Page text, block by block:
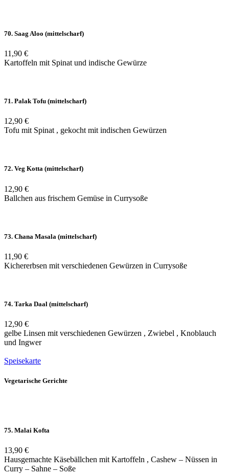
70. Saag Aloo (mittelscharf)
11,90 €
Kartoffeln mit Spinat und indische Gewürze
71. Palak Tofu (mittelscharf)
12,90 €
Tofu mit Spinat , gekocht mit indischen Gewürzen
72. Veg Kotta (mittelscharf)
12,90 €
Ballchen aus frischem Gemüse in Currysoße
73. Chana Masala (mittelscharf)
11,90 €
Kichererbsen mit verschiedenen Gewürzen in Currysoße
74. Tarka Daal (mittelscharf)
12,90 €
gelbe Linsen mit verschiedenen Gewürzen , Zwiebel , Knoblauch
und Ingwer
Speisekarte
Vegetarische Gerichte
75. Malai Kofta
13,90 €
Hausgemachte Käsebällchen mit Kartoffeln , Cashew – Nüssen in
Curry – Sahne – Soße